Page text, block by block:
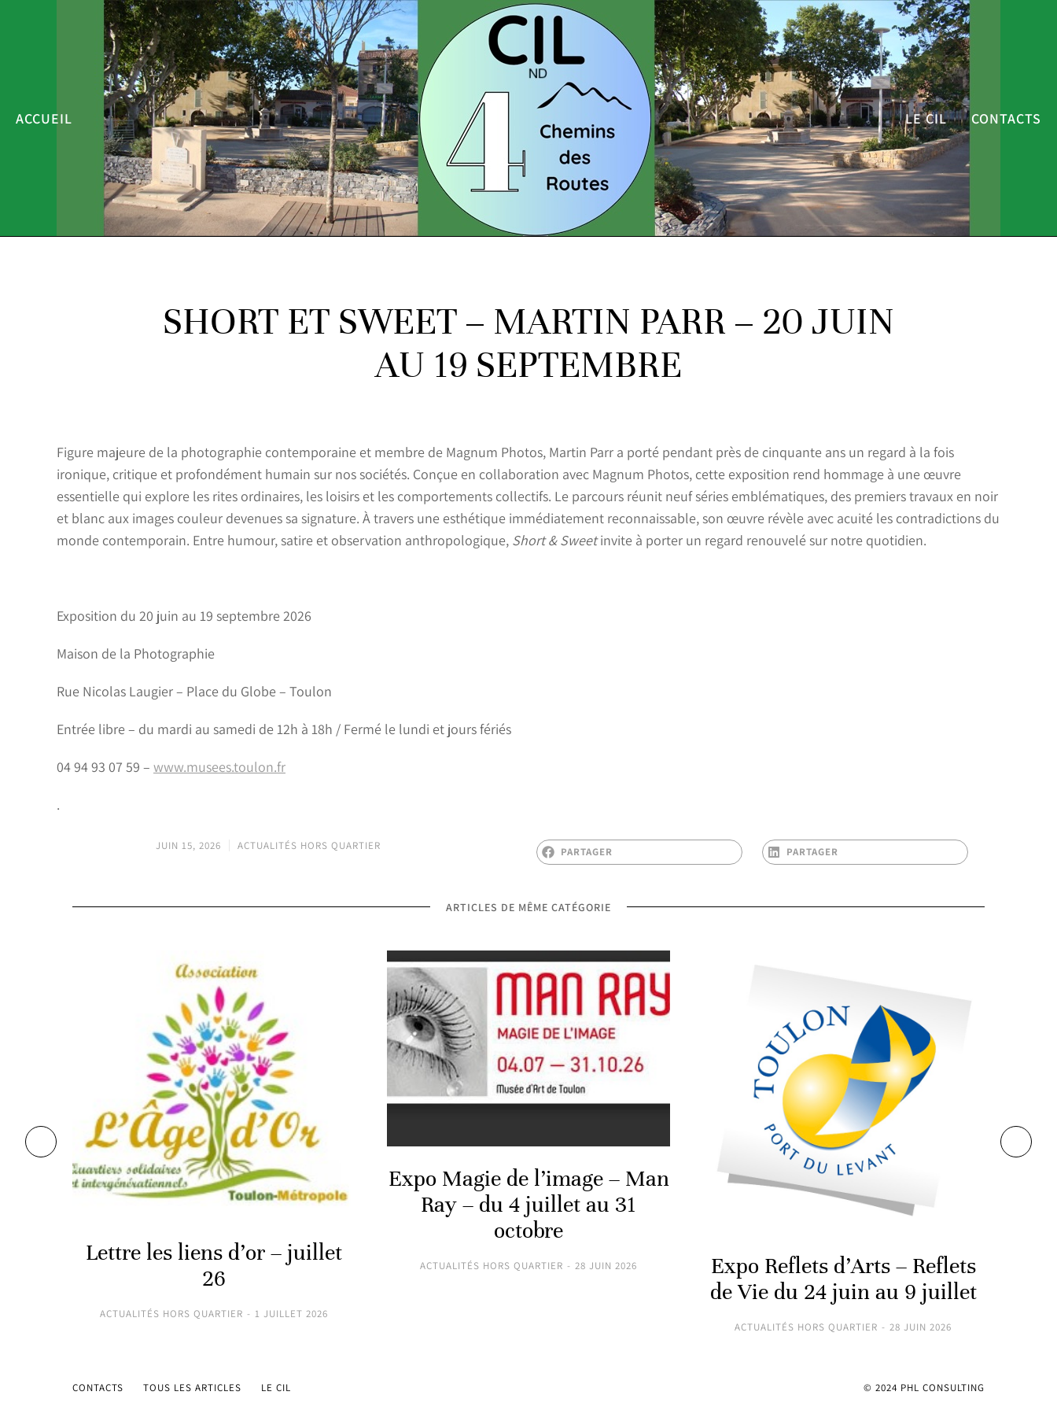
ACCUEIL LE CIL CONTACTS
SHORT ET SWEET – MARTIN PARR – 20 JUIN
AU 19 SEPTEMBRE
Figure majeure de la photographie contemporaine et membre de Magnum Photos, Martin Parr a porté pendant près de cinquante ans un regard à la fois
ironique, critique et profondément humain sur nos sociétés. Conçue en collaboration avec Magnum Photos, cette exposition rend hommage à une œuvre
essentielle qui explore les rites ordinaires, les loisirs et les comportements collectifs. Le parcours réunit neuf séries emblématiques, des premiers travaux en noir
et blanc aux images couleur devenues sa signature. À travers une esthétique immédiatement reconnaissable, son œuvre révèle avec acuité les contradictions du
monde contemporain. Entre humour, satire et observation anthropologique, Short & Sweetinvite à porter un regard renouvelé sur notre quotidien.
Exposition du 20 juin au 19 septembre 2026
Maison de la Photographie
Rue Nicolas Laugier – Place du Globe – Toulon
Entrée libre – du mardi au samedi de 12h à 18h / Fermé le lundi et jours fériés
04 94 93 07 59 – www.musees.toulon.fr
.
JUIN 15, 2026 ACTUALITÉS HORS QUARTIER PARTAGER PARTAGER
ARTICLES DE MÊME CATÉGORIE
Lettre les liens d’or – juillet
26
ACTUALITÉS HORS QUARTIER 1 JUILLET 2026
Expo Magie de l’image – Man
Ray – du 4 juillet au 31
octobre
ACTUALITÉS HORS QUARTIER 28 JUIN 2026
Expo Reflets d’Arts – Reflets
de Vie du 24 juin au 9 juillet
ACTUALITÉS HORS QUARTIER 28 JUIN 2026
CONTACTS TOUS LES ARTICLES LE CIL © 2024 PHL CONSULTING